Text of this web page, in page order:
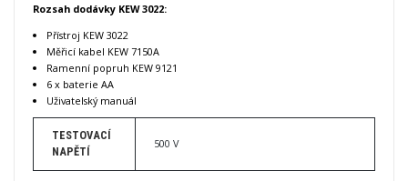
Rozsah dodávky KEW 3022:
Přístroj KEW 3022
Měřicí kabel KEW 7150A
Ramenní popruh KEW 9121
6 x baterie AA
Uživatelský manuál
TESTOVACÍ
NAPĚTÍ
500 V